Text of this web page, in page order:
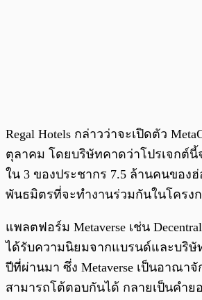
Regal Hotels กล่าวว่าจะเปิดตัว
ตุลาคม โดยบริษัทคาดว่าโปรเจกต์นี้
ใน 3 ของประชากร 7.5 ล้านคนของ
พันธมิตรที่จะทำงานร่วมกันในโครงก
แพลตฟอร์ม Metaverse เช่น
ได้รับความนิยมจากแบรนด์และบริษั
ปีที่ผ่านมา ซึ่ง Metaverse เป็นอาณา
สามารถโต้ตอบกันได้ กลายเป็นคำย